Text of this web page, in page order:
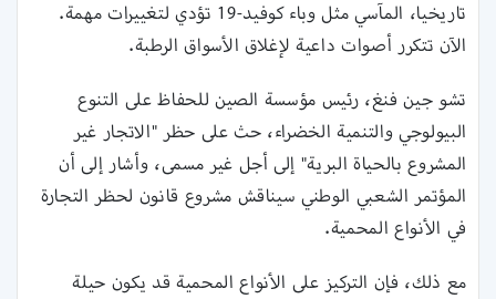
تاريخيا، المآسي مثل وباء كوفيد-19 تؤدي لتغييرات مهمة.
الآن تتكرر أصوات داعية لإغلاق الأسواق الرطبة.
تشو جين فنغ، رئيس مؤسسة الصين للحفاظ على التنوع
البيولوجي والتنمية الخضراء، حث على حظر "الاتجار غير
المشروع بالحياة البرية" إلى أجل غير مسمى، وأشار إلى أن
المؤتمر الشعبي الوطني سيناقش مشروع قانون لحظر التجارة
في الأنواع المحمية.
مع ذلك، فإن التركيز على الأنواع المحمية قد يكون حيلة